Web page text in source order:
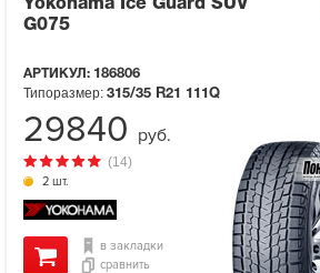
Yokohama Ice Guard SUV
G075
АРТИКУЛ: 186806
2 шт.
(14)
Типоразмер: 315/35 R21 111Q
в закладки
сравнить
29840 руб.